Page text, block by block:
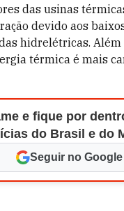
das usinas
devido aos
hidrelétricas. Além
térmica é mais
e fique por
do Brasil e do
Seguir no Google